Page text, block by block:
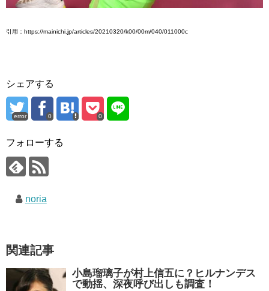
引用：https://mainichi.jp/articles/20210320/k00/00m/040/011000c
シェアする
error 0 0
フォローする
noria
関連記事
小島瑠璃子が村上信五に？ヒルナンデス
で動揺、深夜呼び出しも調査！